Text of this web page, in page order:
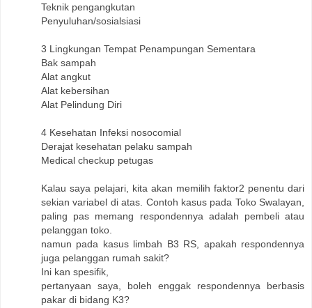
Teknik pengangkutan
Penyuluhan/sosialsiasi
3 Lingkungan Tempat Penampungan Sementara
Bak sampah
Alat angkut
Alat kebersihan
Alat Pelindung Diri
4 Kesehatan Infeksi nosocomial
Derajat kesehatan pelaku sampah
Medical checkup petugas
Kalau saya pelajari, kita akan memilih faktor2 penentu dari
sekian variabel di atas. Contoh kasus pada Toko Swalayan,
paling pas memang respondennya adalah pembeli atau
pelanggan toko.
namun pada kasus limbah B3 RS, apakah respondennya
juga pelanggan rumah sakit?
Ini kan spesifik,
pertanyaan saya, boleh enggak respondennya berbasis
pakar di bidang K3?